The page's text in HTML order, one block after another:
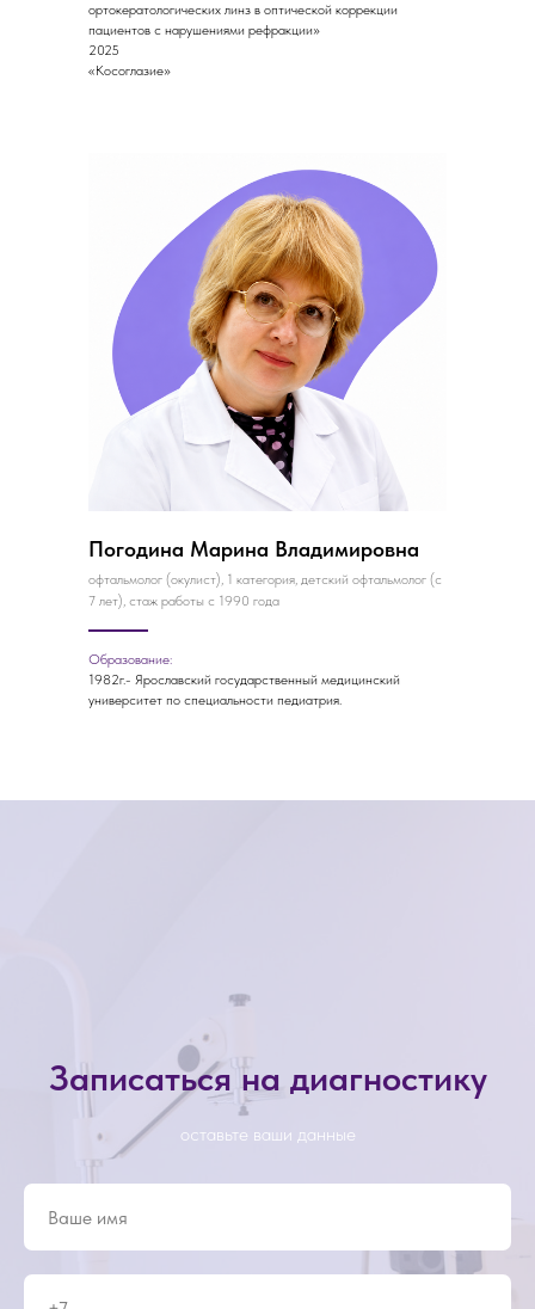
ортокератологических линз в оптической коррекции
пациентов с нарушениями рефракции»
2025
«Косоглазие»
Погодина Марина Владимировна
офтальмолог (окулист), 1 категория, детский офтальмолог (с
7 лет), стаж работы с 1990 года
Образование:
1982г.- Ярославский государственный медицинский
университет по специальности педиатрия.
Записаться на диагностику
оставьте ваши данные